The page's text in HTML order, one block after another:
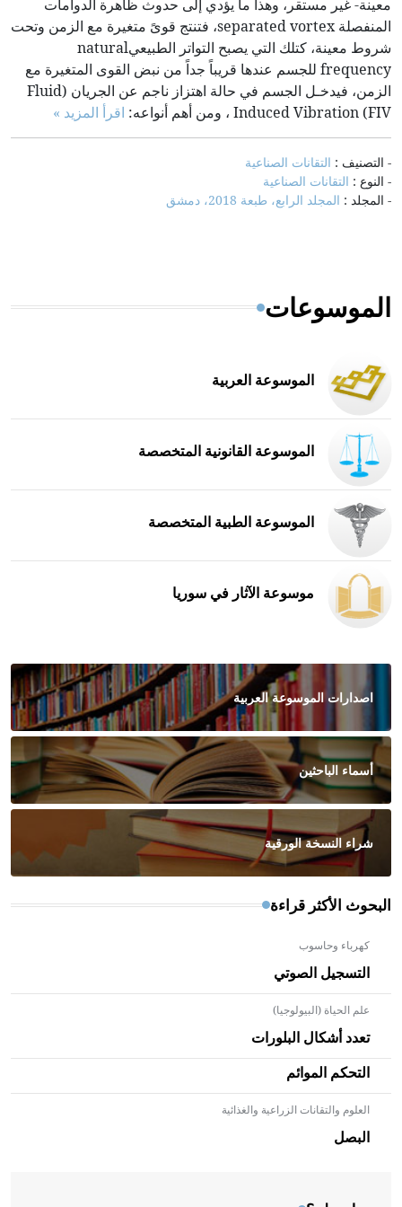
معينة- غير مستقر، وهذا ما يؤدي إلى حدوث ظاهرة الدوامات
المنفصلة separated vortex، فتنتج قوىً متغيرة مع الزمن وتحت
شروط معينة، كتلك التي يصبح التواتر الطبيعيnatural
frequency للجسم عندها قريباً جداً من نبض القوى المتغيرة مع
الزمن، فيدخـل الجسم في حالة اهتزاز ناجم عن الجريان (Fluid
Induced Vibration (FIV ، ومن أهم أنواعه:
اقرأ المزيد »
- التصنيف : التقانات الصناعية
- النوع : التقانات الصناعية
- المجلد : المجلد الرابع، طبعة 2018، دمشق
الموسوعات
الموسوعة العربية
الموسوعة القانونية المتخصصة
الموسوعة الطبية المتخصصة
موسوعة الآثار في سوريا
اصدارات الموسوعة العربية
أسماء الباحثين
شراء النسخة الورقية
البحوث الأكثر قراءة
كهرباء وحاسوب
التسجيل الصوتي
علم الحياة (البيولوجيا)
تعدد أشكال البلورات
التحكم الموائم
العلوم والتقانات الزراعية والغذائية
البصل
- هل تعلم أن الأبلق نوع من الفنون الهندسية التي ارتبطت
بالعمارة الإسلامية في بلاد الشام ومصر خاصة، حيث يحرص
المعمار على بناء مداميكه وخاصة في الواجهات